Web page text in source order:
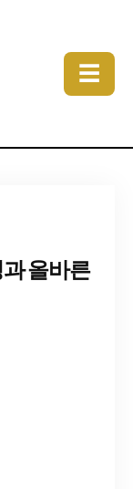
☰
올바른